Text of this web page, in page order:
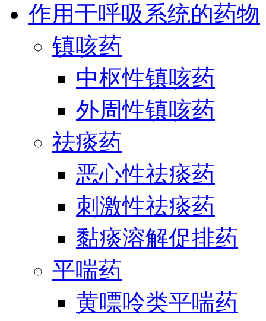
作用于呼吸系统的药物
镇咳药
中枢性镇咳药
外周性镇咳药
祛痰药
恶心性祛痰药
刺激性祛痰药
黏痰溶解促排药
平喘药
黄嘌呤类平喘药